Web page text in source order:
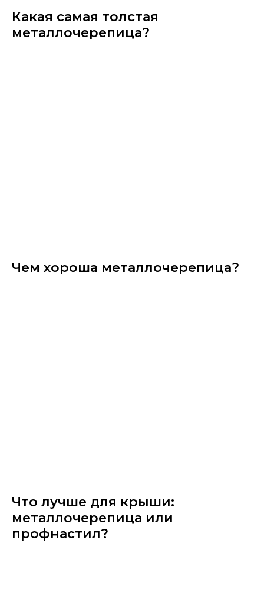
Какая самая толстая
металлочерепица?
Чем хороша металлочерепица?
Что лучше для крыши:
металлочерепица или
профнастил?